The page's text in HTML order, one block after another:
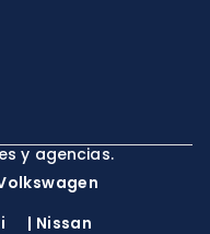
y agencias.
| Nissan